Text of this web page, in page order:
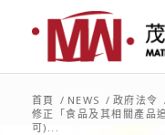
首頁 / NEWS / 政府法令
修正「食品及其相關產品
可)...